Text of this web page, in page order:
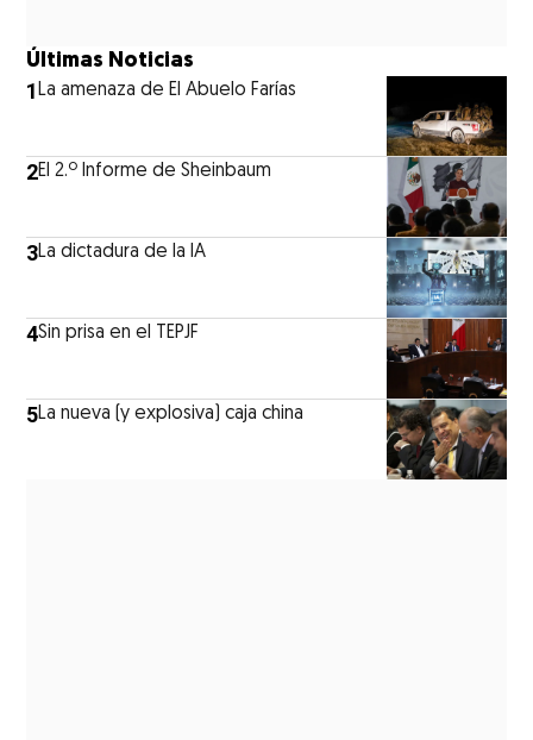
Últimas Noticias
1La amenaza de El Abuelo Farías
2El 2.º Informe de Sheinbaum
3La dictadura de la IA
4Sin prisa en el TEPJF
5La nueva (y explosiva) caja china